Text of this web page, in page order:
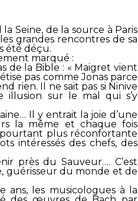
Seine, de la source à Paris
grandes rencontres de sa
été déçu.
marqué :
de la Bible : « Maigret vient
pas comme Jonas parce
rien. Il ne sait pas si Ninive
illusion sur le mal qui s’y
Il y entrait la joie d’une
la même et chaque fois
plus réconfortante
intéressés des chefs, des
près du Sauveur…. C’est
guérisseur du monde et de
ans, les musicologues à la